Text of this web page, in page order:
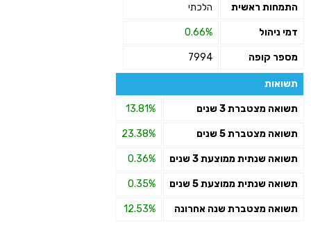
התמחות ראשית הלכתי
דמי ניהול 0.66%
מספר קופה 7994
תשואות
תשואה מצטברת 3 שנים 13.81%
תשואה מצטברת 5 שנים 23.38%
תשואה שנתית ממוצעת 3 שנים 0.36%
תשואה שנתית ממוצעת 5 שנים 0.35%
תשואה מצטברת שנה אחרונה 12.53%